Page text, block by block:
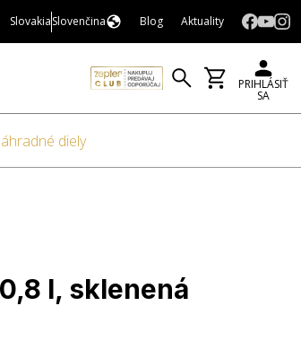
SlovakiaSlovenčina Blog Aktuality
PRIHLÁSIŤ
SA
diely
l, sklenená